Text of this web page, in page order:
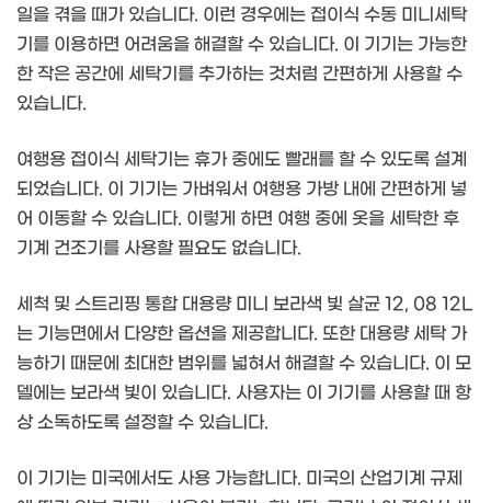
일을 겪을 때가 있습니다. 이런 경우에는 접이식 수동 미니세탁
기를 이용하면 어려움을 해결할 수 있습니다. 이 기기는 가능한
한 작은 공간에 세탁기를 추가하는 것처럼 간편하게 사용할 수
있습니다.
여행용 접이식 세탁기는 휴가 중에도 빨래를 할 수 있도록 설계
되었습니다. 이 기기는 가벼워서 여행용 가방 내에 간편하게 넣
어 이동할 수 있습니다. 이렇게 하면 여행 중에 옷을 세탁한 후
기계 건조기를 사용할 필요도 없습니다.
세척 및 스트리핑 통합 대용량 미니 보라색 빛 살균 12, 08 12L
는 기능면에서 다양한 옵션을 제공합니다. 또한 대용량 세탁 가
능하기 때문에 최대한 범위를 넓혀서 해결할 수 있습니다. 이 모
델에는 보라색 빛이 있습니다. 사용자는 이 기기를 사용할 때 항
상 소독하도록 설정할 수 있습니다.
이 기기는 미국에서도 사용 가능합니다. 미국의 산업기계 규제